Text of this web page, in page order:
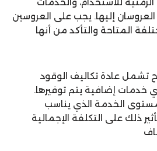
العروسان إليها. يجب على العروسين
المتاحة والتأكد من أنها
تشمل عادة تكاليف الوقود
خدمات إضافية يتم توفيرها.
الخدمة الذي يناسب
ذلك على التكلفة الإجمالية